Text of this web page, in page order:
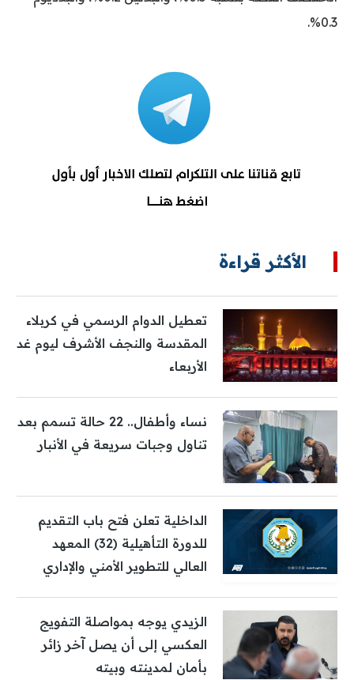
0.3%.
الأكثر قراءة
تعطيل الدوام الرسمي في كربلاء
المقدسة والنجف الأشرف ليوم غد
الأربعاء
نساء وأطفال.. 22 حالة تسمم بعد
تناول وجبات سريعة في الأنبار
الداخلية تعلن فتح باب التقديم
للدورة التأهيلية (32) المعهد
العالي للتطوير الأمني والإداري
الزيدي يوجه بمواصلة التفويج
العكسي إلى أن يصل آخر زائر
بأمان لمدينته وبيته